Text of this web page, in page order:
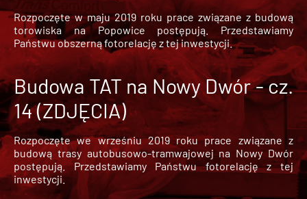
Rozpoczęte w maju 2019 roku prace związane z budową
torowiska na Popowice
postępują. Przedstawiamy
Państwu obszerną fotorelację z tej inwestycji.
Budowa TAT na Nowy Dwór - cz.
14 (ZDJĘCIA)
Rozpoczęte we wrześniu 2019 roku prace związane z
budową trasy autobusowo-tramwajowej na Nowy Dwór
postępują. Przedstawiamy Państwu fotorelację z tej
inwestycji.